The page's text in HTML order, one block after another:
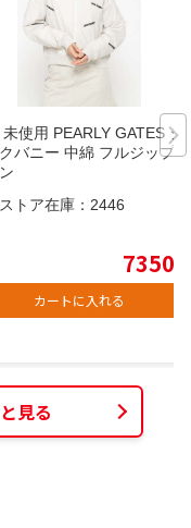
使用 PEARLY GATES ジ
バニー 中綿 フルジップブ
トア在庫： 2446
7350
カートに入れる
見る